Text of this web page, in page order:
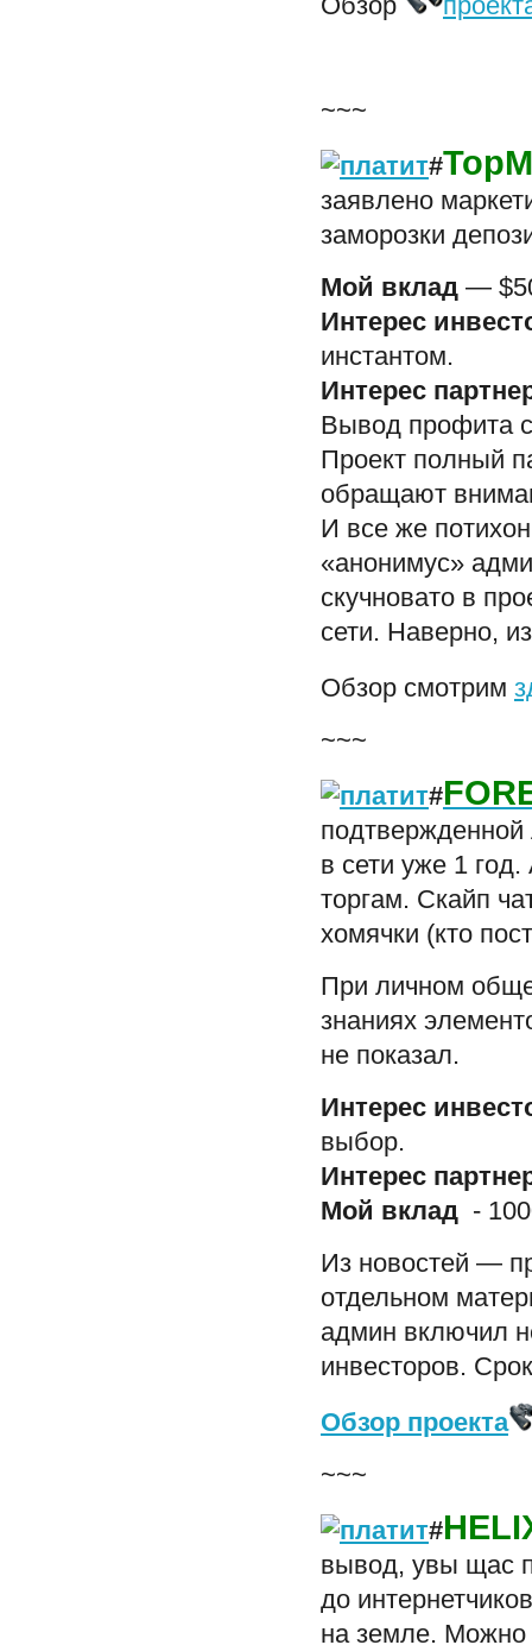
Обзор
~~~
#
заявлено
заморозки
Мой вклад —
Интерес
инстантом.
Интерес
Вывод профита
Проект полный
обращают
И все же
«анонимус»
скучновато в
сети. Наверно,
Обзор смотрим
~~~
#
в сети уже 1
торгам. Скайп
хомячки (кто
При личном
знаниях
не показал.
Интерес
выбор.
Интерес
Мой вклад -
Из новостей —
отдельном
админ включил
инвесторов.
Обзор проекта
~~~
#
вывод, увы щас
до
на земле. Можно